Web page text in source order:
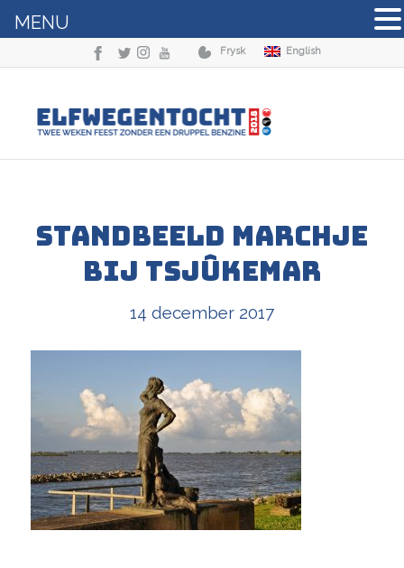
Frysk English
Standbeeld Marchje
bij Tsjûkemar
14 december 2017
MENU